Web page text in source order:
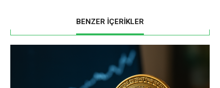
BENZER İÇERİKLER